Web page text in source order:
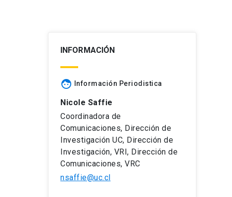
INFORMACIÓN
face Información Periodistica
Nicole Saffie
Coordinadora de
Comunicaciones, Dirección de
Investigación UC, Dirección de
Investigación, VRI, Dirección de
Comunicaciones, VRC
nsaffie@uc.cl